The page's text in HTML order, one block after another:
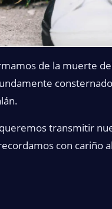
de la muerte
transmitir
con cariño